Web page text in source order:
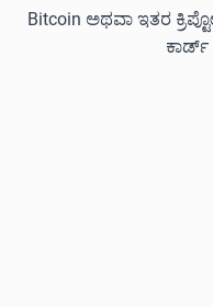
Bitcoin ಅಥವಾ ಇತರ